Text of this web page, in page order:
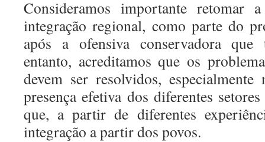
Consideramos importante retomar
integração regional, como parte do
após a ofensiva conservadora
entanto, acreditamos que os
devem ser resolvidos,
presença efetiva dos diferentes
que, a partir de diferentes
integração a partir dos povos.